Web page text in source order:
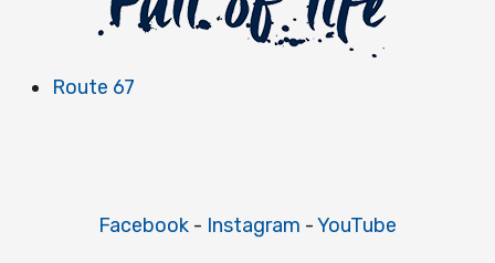
Route 67
Facebook - Instagram -YouTube